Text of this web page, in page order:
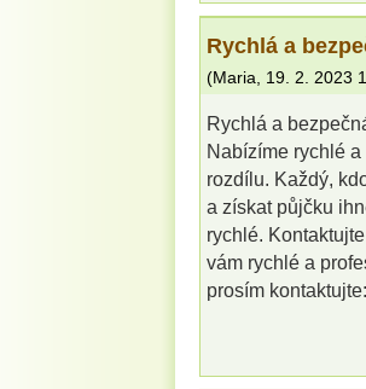
Rychlá a
(Maria 19. 2. 2023
Rychlá a
Nabízíme rychlé
rozdílu. Každý,
a získat půjčku
rychlé.
vám rychlé a
prosím